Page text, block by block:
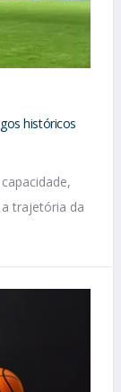
históricos
trajetória da